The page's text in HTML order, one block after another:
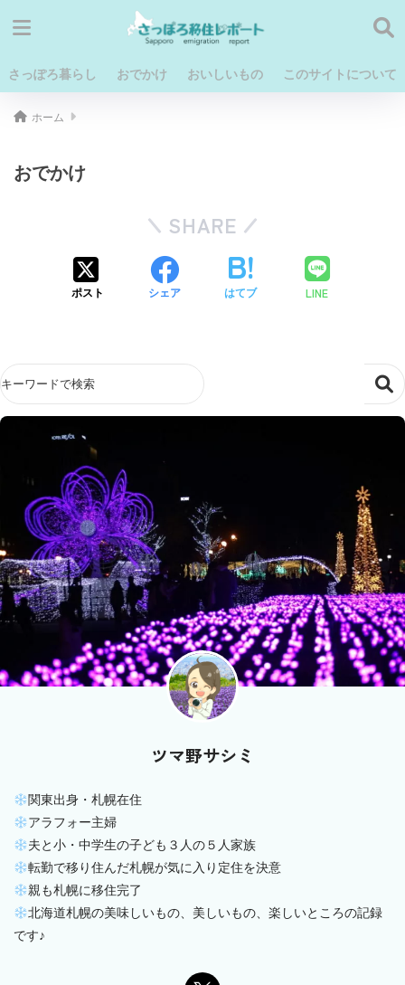
さっぽろ暮らし おでかけ おいしいもの このサイトについて
ホーム
おでかけ
SHARE
ポスト シェア はてブ LINE
ツマ野サシミ
関東出身・札幌在住
アラフォー主婦
夫と小・中学生の子ども３人の５人家族
転勤で移り住んだ札幌が気に入り定住を決意
親も札幌に移住完了
北海道札幌の美味しいもの、美しいもの、楽しいところの記録
です♪